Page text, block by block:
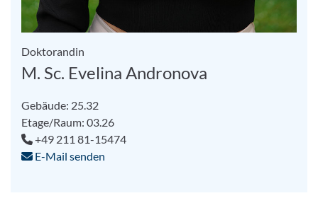
Doktorandin
M. Sc. Evelina Andronova
Gebäude: 25.32
Etage/Raum: 03.26
+49 211 81-15474
E-Mail senden